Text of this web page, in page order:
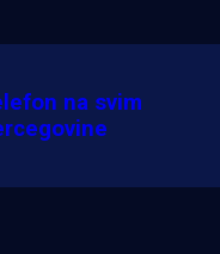
na svim